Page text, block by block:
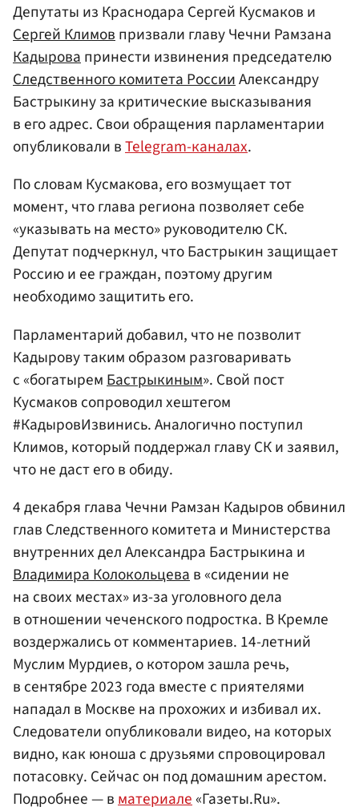
Депутаты из Краснодара Сергей Кусмаков и
Сергей Климовпризвали главу Чечни Рамзана
Кадыровапринести извинения председателю
Следственного комитета РоссииАлександру
Бастрыкину за критические высказывания
в его адрес. Свои обращения парламентарии
опубликовали вTelegram-каналах.
По словам Кусмакова, его возмущает тот
момент, что глава региона позволяет себе
«указывать на место» руководителю СК.
Депутат подчеркнул, что Бастрыкин защищает
Россию и ее граждан, поэтому другим
необходимо защитить его.
Парламентарий добавил, что не позволит
Кадырову таким образом разговаривать
с «богатырем Бастрыкиным». Свой пост
Кусмаков сопроводил хештегом
#КадыровИзвинись. Аналогично поступил
Климов, который поддержал главу СК и заявил,
что не даст его в обиду.
4 декабря глава Чечни Рамзан Кадыров обвинил
глав Следственного комитета и Министерства
внутренних дел Александра Бастрыкина и
Владимира Колокольцевав «сидении не
на своих местах» из-за уголовного дела
в отношении чеченского подростка. В Кремле
воздержались от комментариев. 14-летний
Муслим Мурдиев, о котором зашла речь,
в сентябре 2023 года вместе с приятелями
нападал в Москве на прохожих и избивал их.
Следователи опубликовали видео, на которых
видно, как юноша с друзьями спровоцировал
потасовку. Сейчас он под домашним арестом.
Подробнее — вматериале«Газеты.Ru».